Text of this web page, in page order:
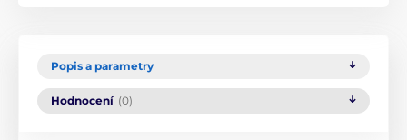
Popis a parametry
Hodnocení (0)